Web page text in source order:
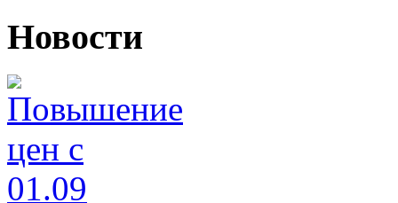
Новости